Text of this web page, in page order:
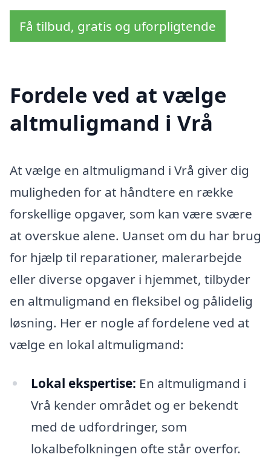
Få tilbud, gratis og uforpligtende
Fordele ved at vælge
altmuligmand i Vrå
At vælge en altmuligmand i Vrå giver dig
muligheden for at håndtere en række
forskellige opgaver, som kan være svære
at overskue alene. Uanset om du har brug
for hjælp til reparationer, malerarbejde
eller diverse opgaver i hjemmet, tilbyder
en altmuligmand en fleksibel og pålidelig
løsning. Her er nogle af fordelene ved at
vælge en lokal altmuligmand:
Lokal ekspertise: En altmuligmand i
Vrå kender området og er bekendt
med de udfordringer, som
lokalbefolkningen ofte står overfor.